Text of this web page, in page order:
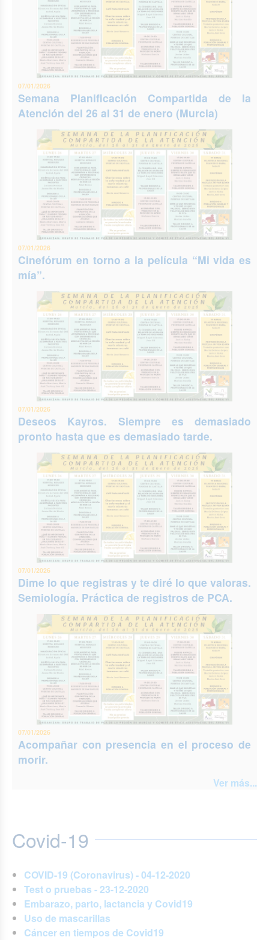
07/01/2026
Semana Planificación Compartida de la
Atención del 26 al 31 de enero (Murcia)
07/01/2026
Cinefórum en torno a la película “Mi vida es
mía”.
07/01/2026
Deseos Kayros. Siempre es demasiado
pronto hasta que es demasiado tarde.
07/01/2026
Dime lo que registras y te diré lo que valoras.
Semiología. Práctica de registros de PCA.
07/01/2026
Acompañar con presencia en el proceso de
morir.
Ver más...
Covid-19
COVID-19 (Coronavirus) - 04-12-2020
Test o pruebas - 23-12-2020
Embarazo, parto, lactancia y Covid19
Uso de mascarillas
Cáncer en tiempos de Covid19